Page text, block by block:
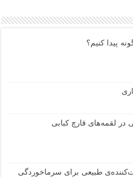
پیدا کنیم؟
لقمه‌های قارچ کبابی
طبیعی برای سرماخوردگی